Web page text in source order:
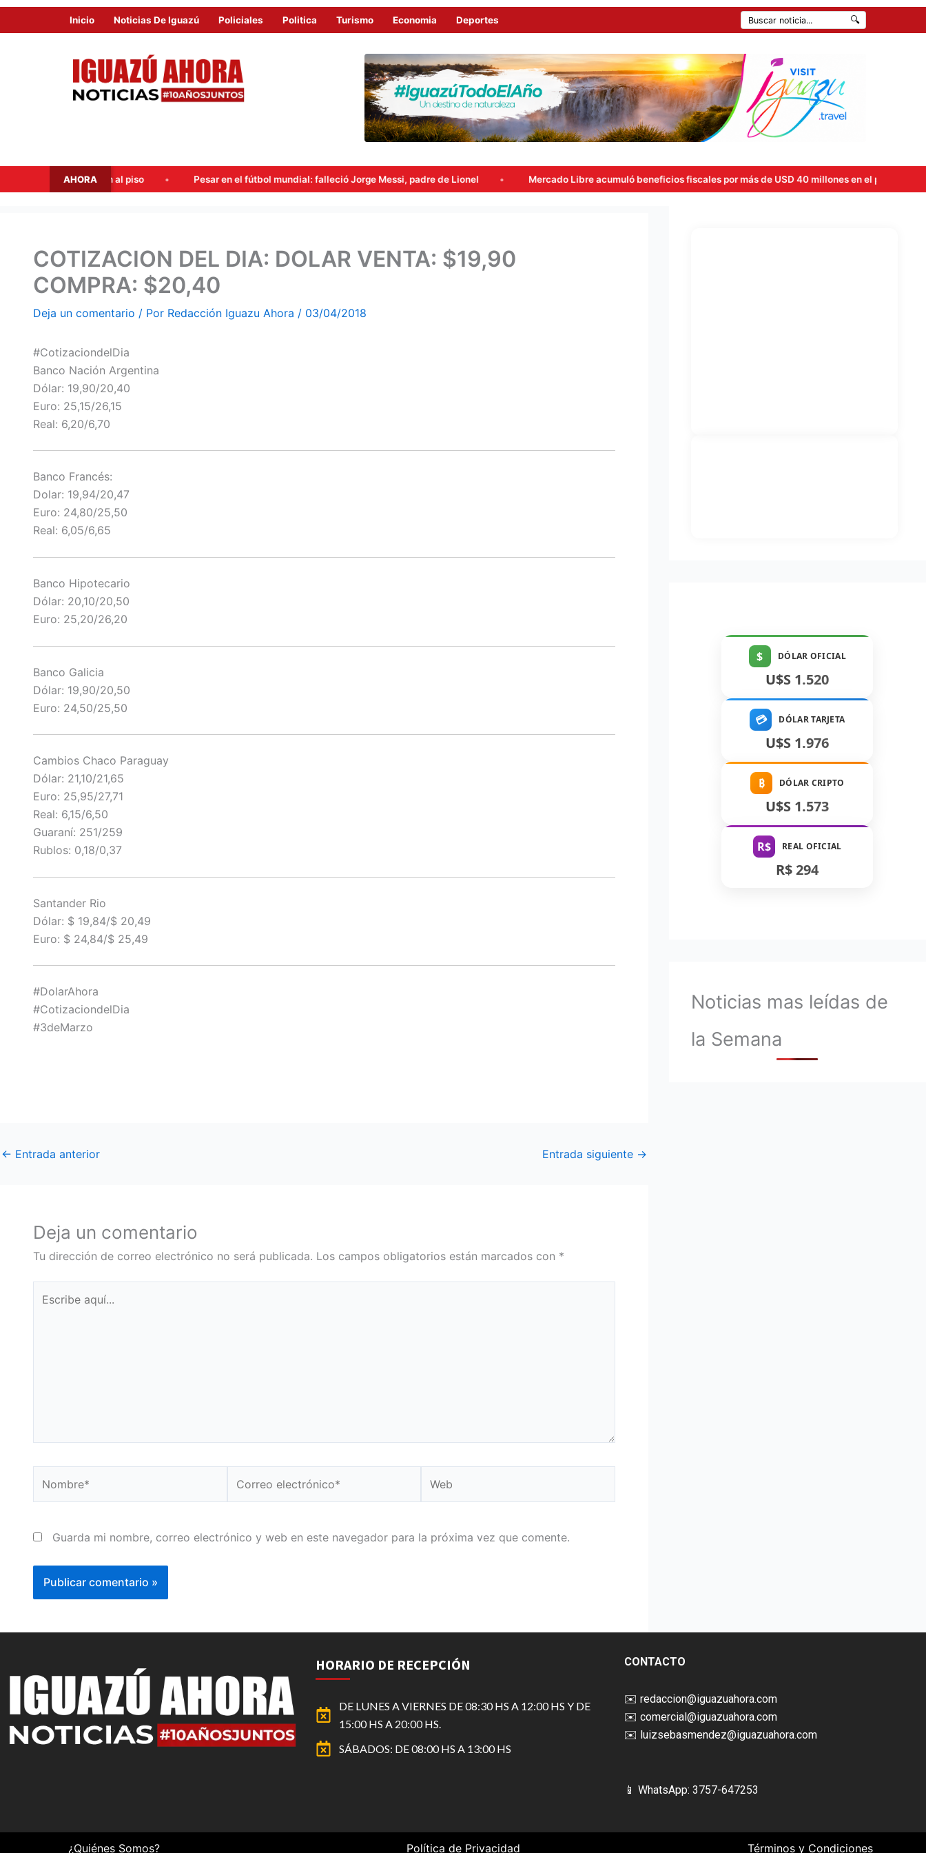
Inicio Noticias De Iguazú Policiales Politica Turismo Economia Deportes 🔍
AHORA Pesar en el fútbol mundial: falleció Jorge Messi, padre de Lionel Mercado Libre acumuló beneficios fiscales por más de USD 40 millones en el primer semestre tras la
COTIZACION DEL DIA: DOLAR VENTA: $19,90
COMPRA: $20,40
Deja un comentario / Por Redacción Iguazu Ahora / 03/04/2018
#CotizaciondelDia
Banco Nación Argentina
Dólar: 19,90/20,40
Euro: 25,15/26,15
Real: 6,20/6,70
Banco Francés:
Dolar: 19,94/20,47
Euro: 24,80/25,50
Real: 6,05/6,65
Banco Hipotecario
Dólar: 20,10/20,50
Euro: 25,20/26,20
Banco Galicia
Dólar: 19,90/20,50
Euro: 24,50/25,50
Cambios Chaco Paraguay
Dólar: 21,10/21,65
Euro: 25,95/27,71
Real: 6,15/6,50
Guaraní: 251/259
Rublos: 0,18/0,37
Santander Rio
Dólar: $ 19,84/$ 20,49
Euro: $ 24,84/$ 25,49
#DolarAhora
#CotizaciondelDia
#3deMarzo
← Entrada anterior Entrada siguiente →
Deja un comentario
Tu dirección de correo electrónico no será publicada. Los campos obligatorios están marcados con *
aquí...
electrónico*
Guarda mi nombre, correo electrónico y web en este navegador para la próxima vez que comente.
$ DÓLAR OFICIAL
U$S 1.520
💳 DÓLAR TARJETA
U$S 1.976
₿ DÓLAR CRIPTO
U$S 1.573
R$ REAL OFICIAL
R$ 294
Noticias mas leídas de
la Semana
HORARIO DE RECEPCIÓN
DE LUNES A VIERNES DE 08:30 HS A 12:00 HS Y DE
15:00 HS A 20:00 HS.
SÁBADOS: DE 08:00 HS A 13:00 HS
CONTACTO
✉️ redaccion@iguazuahora.com
✉️ comercial@iguazuahora.com
✉️ luizsebasmendez@iguazuahora.com
📱 WhatsApp: 3757-647253
¿Quiénes Somos? Política de Privacidad Términos y Condiciones